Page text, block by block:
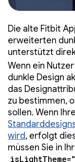
Die alte Fitbit
erweiterten
unterstützt
Wenn ein
dunkle Design
das
zu bestimmen,
sollen. Wenn
wird, erfolgt
müssen Sie in